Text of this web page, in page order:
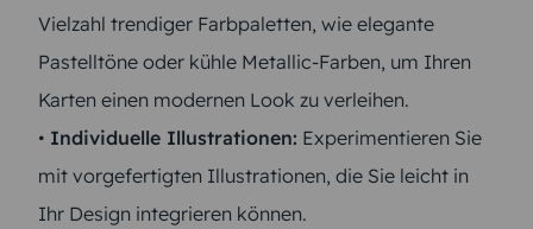
Vielzahl trendiger Farbpaletten, wie elegante
Pastelltöne oder kühle Metallic-Farben, um Ihren
Karten einen modernen Look zu verleihen.
• Individuelle Illustrationen: Experimentieren Sie
mit vorgefertigten Illustrationen, die Sie leicht in
Ihr Design integrieren können.